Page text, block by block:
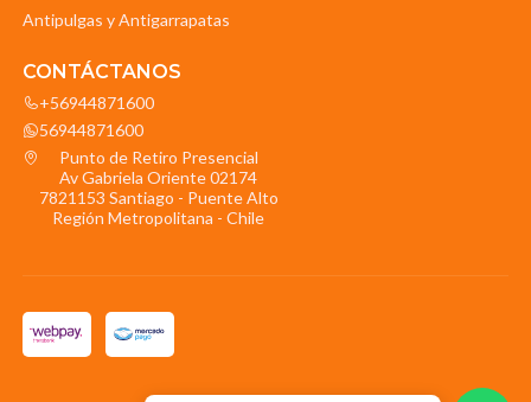
Antipulgas y Antigarrapatas
CONTÁCTANOS
+56944871600
56944871600
Punto de Retiro Presencial
Av Gabriela Oriente 02174
7821153 Santiago - Puente Alto
Región Metropolitana - Chile